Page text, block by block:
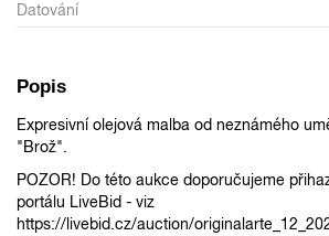
Datování
Popis
Expresivní olejová malba od neznámého
"Brož".
POZOR! Do této aukce doporučujeme
portálu LiveBid - viz
https://livebid.cz/auction/